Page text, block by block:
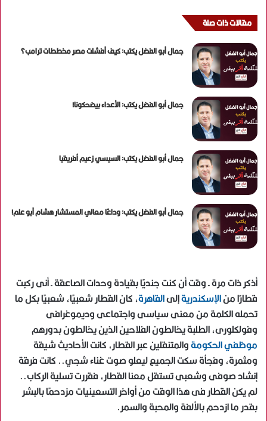
مقالات ذات صلة
جمال أبو الفضل يكتب: كيف أفشلت مصر مخططات ترامب؟
جمال أبو الفضل يكتب: الأعداء بيضحكونا!
جمال أبو الفضل يكتب: السيسي زعيم أفريقيا
جمال أبو الفضل يكتب: وداعًا معالي المستشار هشام أبو علم!
أذكر ذات مرة ـ وقت أن كنت جنديًا بقيادة وحدات الصاعقة ـ أنى ركبت
قطارًا منالإسكندريةإلىالقاهرة، كان القطار شعبيًا، شعبيًا بكل ما
تحمله الكلمة من معنى سياسى واجتماعى وديموغرافى
وفولكلورى، الطلبة يخالطون الفلاحين الذين يخالطون بدورهم
موظفي الحكومةوالمتنقلين عبر القطار، كانت الأحاديث شيقة
ومثمرة، وفجأة سكت الجميع ليعلو صوت غناء شجي.. كانت فرقة
إنشاد صوفى وشعبى تستقل معنا القطار، فقررت تسلية الركاب..
لم يكن القطار فى هذا الوقت من أواخر التسعينيات مزدحمًا بالبشر
بقدر ما ازدحم بالألفة والمحبة والسمر.